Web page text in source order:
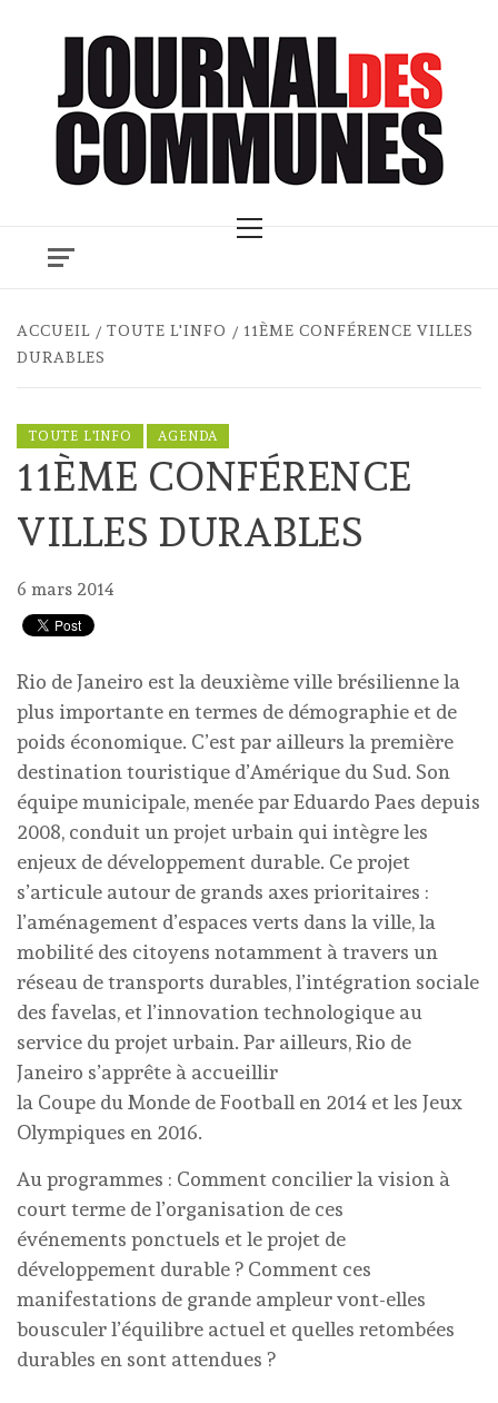
Menu
ACCUEIL TOUTE L'INFO
11ÈME CONFÉRENCE VILLES
DURABLES
TOUTE L'INFO AGENDA
11ÈME CONFÉRENCE
VILLES DURABLES
6 mars 2014
Rio de Janeiro est la deuxième ville brésilienne la
plus importante en termes de démographie et de
poids économique. C’est par ailleurs la première
destination touristique d’Amérique du Sud. Son
équipe municipale, menée par Eduardo Paes depuis
2008, conduit un projet urbain qui intègre les
enjeux de développement durable. Ce projet
s’articule autour de grands axes prioritaires :
l’aménagement d’espaces verts dans la ville, la
mobilité des citoyens notamment à travers un
réseau de transports durables, l’intégration sociale
des favelas, et l’innovation technologique au
service du projet urbain. Par ailleurs, Rio de
Janeiro s’apprête à accueillir
la Coupe du Monde de Football en 2014 et les Jeux
Olympiques en 2016.
Au programmes : Comment concilier la vision à
court terme de l’organisation de ces
événements ponctuels et le projet de
développement durable ? Comment ces
manifestations de grande ampleur vont-elles
bousculer l’équilibre actuel et quelles retombées
durables en sont attendues ?